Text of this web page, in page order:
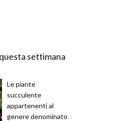
settimana
Le piante
succulente
appartenenti al
genere denominato